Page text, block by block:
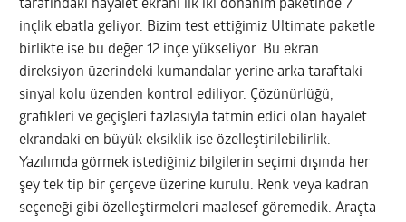
tarafındaki hayalet ekranı ilk iki donanım paketinde 7
inçlik ebatla geliyor. Bizim test ettiğimiz Ultimate paketle
birlikte ise bu değer 12 inçe yükseliyor. Bu ekran
direksiyon üzerindeki kumandalar yerine arka taraftaki
sinyal kolu üzenden kontrol ediliyor. Çözünürlüğü,
grafikleri ve geçişleri fazlasıyla tatmin edici olan hayalet
ekrandaki en büyük eksiklik ise özelleştirilebilirlik.
Yazılımda görmek istediğiniz bilgilerin seçimi dışında her
şey tek tip bir çerçeve üzerine kurulu. Renk veya kadran
seçeneği gibi özelleştirmeleri maalesef göremedik. Araçta